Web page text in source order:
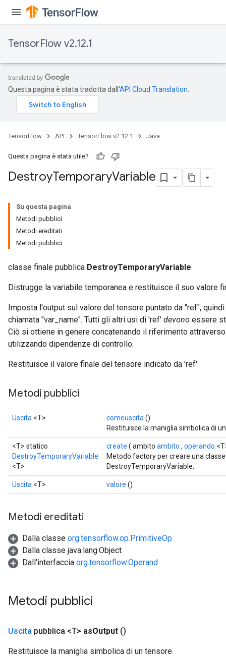
TensorFlow v2.12.1
Questa pagina è stata tradotta dall'API Cloud Translation
TensorFlow API TensorFlow v2.12.1 Java
Questa pagina è stata utile?
DestroyTemporaryVariable
Su questa pagina
Metodi pubblici
Metodi ereditati
Metodi pubblici
classe finale pubblica DestroyTemporaryVariable
Distrugge la variabile temporanea e restituisce il suo valore
Imposta l'output sul valore del tensore puntato da "ref",
chiamata "var_name". Tutti gli altri usi di 'ref' devono essere
Ciò si ottiene in genere concatenando il riferimento
utilizzando dipendenze di controllo.
Restituisce il valore finale del tensore indicato da 'ref'.
Metodi pubblici
Uscita <T> comeuscita ()
Restituisce la maniglia simbolica di
<T> statico
DestroyTemporaryVariable
<T>
create ( ambito ambito , operando
Metodo factory per creare una
DestroyTemporaryVariable.
Uscita <T> valore ()
Metodi ereditati
Dalla classe org.tensorflow.op.PrimitiveOp
Dalla classe java.lang.Object
Dall'interfaccia org.tensorflow.Operand
Metodi pubblici
Uscita pubblica <T> asOutput ()
Restituisce la maniglia simbolica di un tensore.